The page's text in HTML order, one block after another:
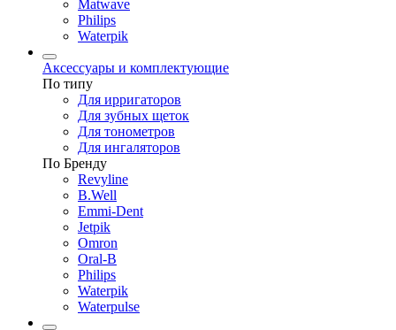
Matwave
Philips
Waterpik
Аксессуары и комплектующие
По типу
Для ирригаторов
Для зубных щеток
Для тонометров
Для ингаляторов
По Бренду
Revyline
B.Well
Emmi-Dent
Jetpik
Omron
Oral-B
Philips
Waterpik
Waterpulse